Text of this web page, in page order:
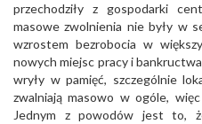
przechodziły z gospodarki
masowe zwolnienia nie były w
wzrostem bezrobocia w
nowych miejsc pracy i
wryły w pamięć, szczególnie
zwalniają masowo w ogóle,
Jednym z powodów jest to,